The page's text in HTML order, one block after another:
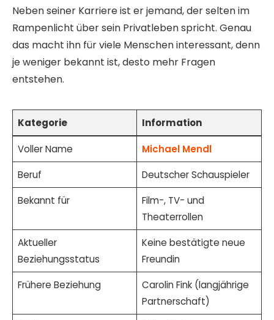
Neben seiner Karriere ist er jemand, der selten im
Rampenlicht über sein Privatleben spricht. Genau
das macht ihn für viele Menschen interessant, denn
je weniger bekannt ist, desto mehr Fragen
entstehen.
Kategorie Information
Voller Name
Michael Mendl
Beruf
Deutscher Schauspieler
Bekannt für
Film-, TV- und
Theaterrollen
Aktueller
Beziehungsstatus
Keine bestätigte neue
Freundin
Frühere Beziehung
Carolin Fink (langjährige
Partnerschaft)